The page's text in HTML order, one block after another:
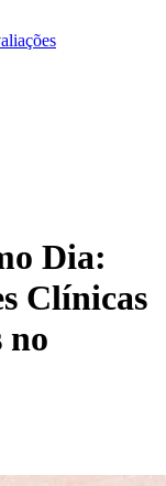
Dia:
Clínicas
no